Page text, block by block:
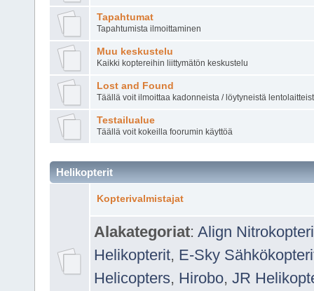
Tapahtumat
Tapahtumista ilmoittaminen
Muu keskustelu
Kaikki koptereihin liittymätön keskustelu
Lost and Found
Täällä voit ilmoittaa kadonneista / löytyneistä
Testailualue
Täällä voit kokeilla foorumin käyttöä
Helikopterit
Kopterivalmistajat
Alakategoriat: Align
Helikopterit, E-Sky
Helicopters, Hirobo, JR